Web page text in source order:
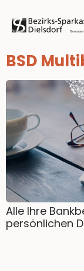
BSD
Alle Ihre
persönlichen